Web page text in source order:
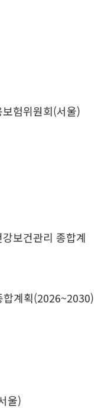
험위원회(서울)
보건관리 종합계
계획(2026~2030)
울)